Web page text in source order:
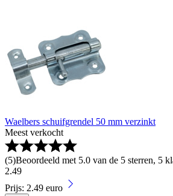
Waelbers schuifgrendel 50 mm verzinkt
Meest verkocht
(5)Beoordeeld met 5.0 van de 5 sterren, 5
2.49
Prijs: 2.49 euro